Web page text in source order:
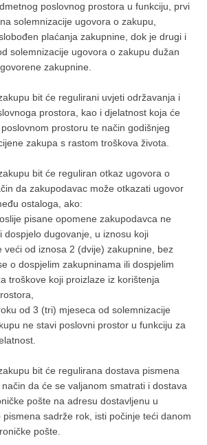
poslovnog prostora u funkciju, prvi
solemnizacije ugovora o zakupu,
plaćanja zakupnine, dok je drugi i
solemnizacije ugovora o zakupu dužan
zakupnine.
bit će regulirani uvjeti održavanja i
prostora, kao i djelatnost koja će
prostoru te način godišnjeg
zakupa s rastom troškova života.
bit će reguliran otkaz ugovora o
da zakupodavac može otkazati ugovor
ostaloga, ako:
pisane opomene zakupodavca ne
dospjelo dugovanje, u iznosu koji
veći od iznosa 2 (dvije) zakupnine, bez
o dospjelim zakupninama ili dospjelim
troškove koji proizlaze iz korištenja
od 3 (tri) mjeseca od solemnizacije
ne stavi poslovni prostor u funkciju za
bit će regulirana dostava pismena
da će se valjanom smatrati i dostava
pošte na adresu dostavljenu u
pismena sadrže rok, isti počinje teći danom
pošte.